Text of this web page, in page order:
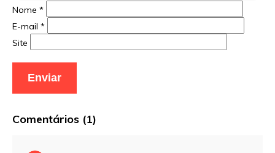
Nome *
E-mail *
Site
Comentários (1)